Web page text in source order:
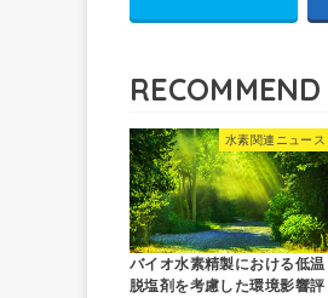
RECOMMEND
水素関連ニュース
バイオ水素精製における低温
脱塩剤を考慮した環境影響評